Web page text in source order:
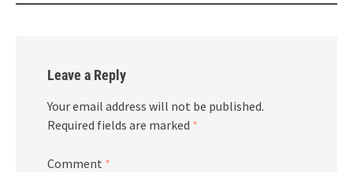
Leave a Reply
Your email address will not be published.
Required fields are marked *
Comment *